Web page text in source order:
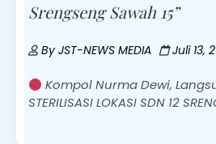
Srengseng Sawah 15”
ByJST-NEWS MEDIA Juli 13,
Kompol Nurma Dewi,
STERILISASI LOKASI SDN 12